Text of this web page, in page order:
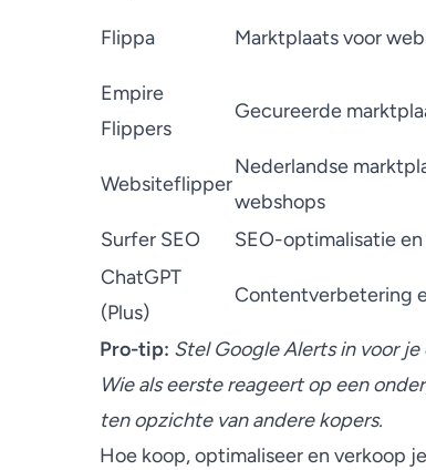
Flippa Marktplaats voor
Empire
Flippers
Gecureerde
Websiteflipper
Nederlandse
webshops
Surfer SEO SEO-optimalisatie
ChatGPT
(Plus)
Contentverbetering
Pro-tip: Stel Google Alerts in voor
Wie als eerste reageert op een
ten opzichte van andere kopers.
Hoe koop, optimaliseer en verkoop